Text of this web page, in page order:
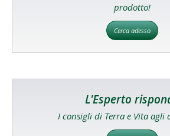
prodotto!
Cerca adesso
L'Esperto
I consigli di Terra e Vita agli